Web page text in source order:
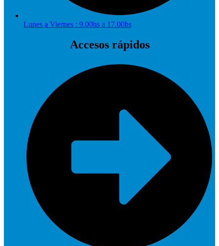
Lunes a Viernes : 9.00hs a 17.00hs
Accesos rápidos